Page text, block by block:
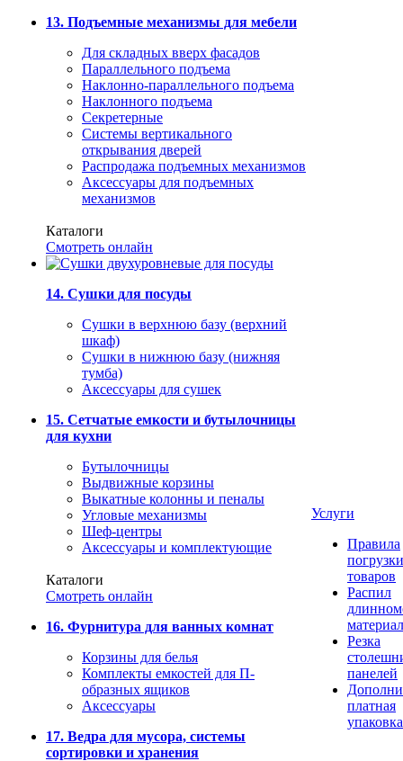
13. Подъемные механизмы для мебели
Для складных вверх фасадов
Параллельного подъема
Наклонно-параллельного подъема
Наклонного подъема
Секретерные
Системы вертикального
открывания дверей
Распродажа подъемных механизмов
Аксессуары для подъемных
механизмов
Каталоги
Смотреть онлайн
14. Сушки для посуды
Сушки в верхнюю базу (верхний
шкаф)
Сушки в нижнюю базу (нижняя
тумба)
Аксессуары для сушек
15. Сетчатые емкости и бутылочницы
для кухни
Бутылочницы
Выдвижные корзины
Выкатные колонны и пеналы
Угловые механизмы
Шеф-центры
Аксессуары и комплектующие
Каталоги
Смотреть онлайн
16. Фурнитура для ванных комнат
Корзины для белья
Комплекты емкостей для П-
образных ящиков
Аксессуары
17. Ведра для мусора, системы
сортировки и хранения
Услуги
Правила
погрузки
товаров
Распил
Резка
панелей
платная
упаковка